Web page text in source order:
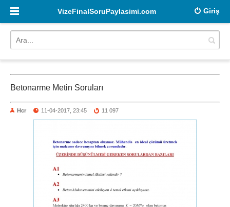
Giriş
VizeFinalSoruPaylasimi.com
Betonarme Metin Soruları
Hcr 11-04-2017, 23:45 11 097